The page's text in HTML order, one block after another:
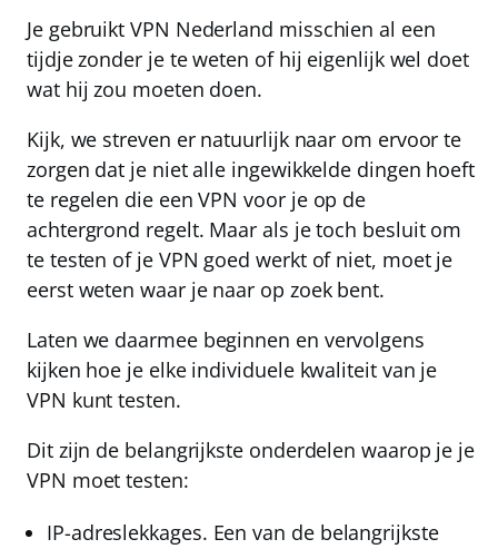
Je gebruikt VPN Nederland misschien al een
tijdje zonder je te weten of hij eigenlijk wel doet
wat hij zou moeten doen.
Kijk, we streven er natuurlijk naar om ervoor te
zorgen dat je niet alle ingewikkelde dingen hoeft
te regelen die een VPN voor je op de
achtergrond regelt. Maar als je toch besluit om
te testen of je VPN goed werkt of niet, moet je
eerst weten waar je naar op zoek bent.
Laten we daarmee beginnen en vervolgens
kijken hoe je elke individuele kwaliteit van je
VPN kunt testen.
Dit zijn de belangrijkste onderdelen waarop je je
VPN moet testen:
IP-adreslekkages. Een van de belangrijkste